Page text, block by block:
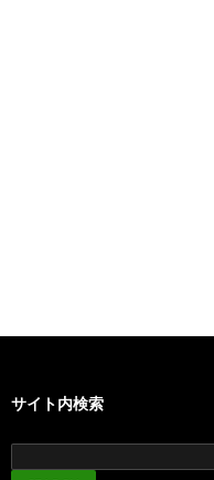
サイト内検索